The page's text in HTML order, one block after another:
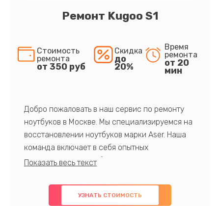
Ремонт Kugoo S1
Стоимость
ремонта
от 350 руб
Скидка
до
20%
Время
ремонта
от 20
мин
Добро пожаловать в наш сервис по ремонту
ноутбуков в Москве. Мы специализируемся на
восстановлении ноутбуков марки Aser. Наша
команда включает в себя опытных
профессионалов с обширными знаниями и
предлагаем быстрый и качественный ремонт с
использованием оригинальных компонентов, а
УЗНАТЬ СТОИМОСТЬ